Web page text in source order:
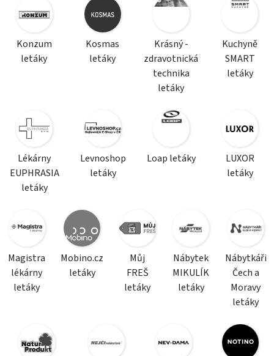
Konzum
letáky
Kosmas
letáky
Krásný -
zdravotnická
technika
letáky
Kuchyně
SMART
letáky
Lékárny
EUPHRASIA
letáky
Levnoshop
letáky
Loap letáky
LUXOR
letáky
Magistra
lékárny
letáky
Mobino.cz
letáky
Můj
FREŠ
letáky
Nábytek
MIKULÍK
letáky
Nábytkáři
Čech a
Moravy
letáky